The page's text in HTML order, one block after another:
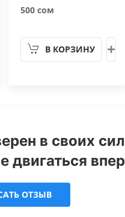
500 сом
В КОРЗИНУ
в своих
двигаться
ОТЗЫВ